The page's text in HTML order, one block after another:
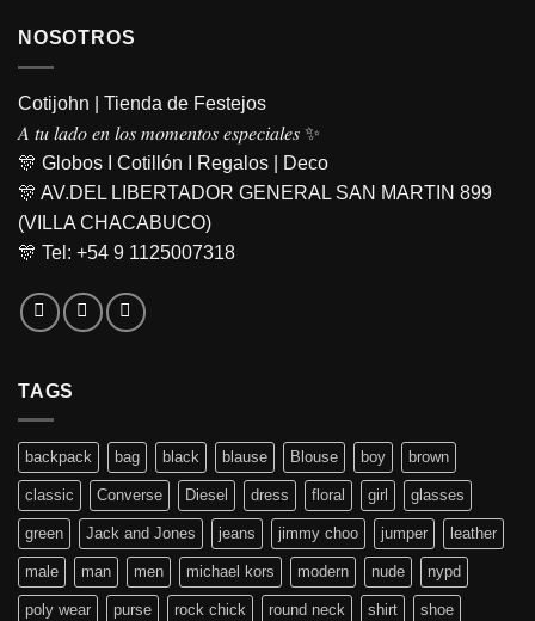
NOSOTROS
Cotijohn | Tienda de Festejos
𝐴 𝑡𝑢 𝑙𝑎𝑑𝑜 𝑒𝑛 𝑙𝑜𝑠 𝑚𝑜𝑚𝑒𝑛𝑡𝑜𝑠 𝑒𝑠𝑝𝑒𝑐𝑖𝑎𝑙𝑒𝑠 ✨
🎊 Globos I Cotillón I Regalos | Deco
🎊 AV.DEL LIBERTADOR GENERAL SAN MARTIN 899
(VILLA CHACABUCO)
🎊 Tel: +54 9 1125007318
TAGS
backpack bag black blause Blouse boy brown
classic Converse Diesel dress floral girl glasses
green Jack and Jones jeans jimmy choo jumper leather
male man men michael kors modern nude nypd
poly wear purse rock chick round neck shirt shoe